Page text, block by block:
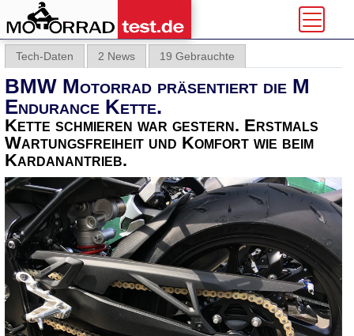
Tech-Daten 2 News 19 Gebrauchte
BMW Motorrad präsentiert die M
Endurance Kette.
Kette schmieren war gestern. Erstmals
Wartungsfreiheit und Komfort wie beim
Kardanantrieb.